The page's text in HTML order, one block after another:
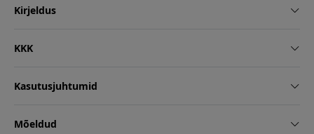
Kirjeldus
KKK
Kasutusjuhtumid
Mõeldud